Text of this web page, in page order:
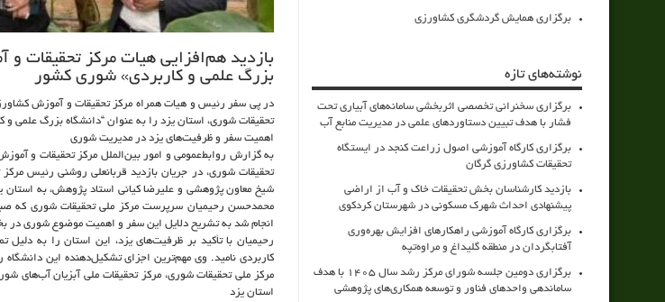
بازدید هم‌افزایی هیات مرکز تحقیقات
بزرگ علمی و کاربردی» شوری کشور
در پی سفر رئیس و هیات همراه مرکز تحقیقات و آموزش
تحقیقات شوری، استان یزد را به عنوان “دانشگاه بزرگ علمی
اهمیت سفر و ظرفیت‌های یزد در مدیریت شوری
به گزارش روابط‌عمومی و امور بین‌الملل مرکز تحقیقات و
تحقیقات شوری، در جریان بازدید قربانعلی روشنی رئیس
شیخ معاون پژوهشی و علیرضا کیانی استاد پژوهش، به
انجام شد به تشریح دلایل این سفر و اهمیت موضوع شوری در
رحیمیان با تأکید بر ظرفیت‌های یزد، این استان را به
کاربردی نامید. وی مهم‌ترین اجزای تشکیل‌دهنده این
مرکز ملی تحقیقات شوری، مرکز تحقیقات ملی آبزیان آب‌های
استان یزد
برگزاری همایش گردشگری کشاورزی
نوشته‌های تازه
برگزاری سخنرانی تخصصی اثربخشی سامانه‌های آبیاری تحت
فشار با هدف تبیین دستاوردهای علمی در مدیریت منابع آب
برگزاری کارگاه آموزشی اصول زراعت کنجد در ایستگاه
تحقیقات کشاورزی گرگان
بازدید کارشناسان بخش تحقیقات خاک و آب از اراضی
پیشنهادی احداث شهرک مسکونی در شهرستان کردکوی
برگزاری کارگاه آموزشی راهکارهای افزایش بهره‌وری
آفتابگردان در منطقه گلیداغ و مراوه‌تپه
برگزاری دومین جلسه شورای مرکز رشد سال ۱۴۰۵ با هدف
ساماندهی واحدهای فناور و توسعه همکاری‌های پژوهشی